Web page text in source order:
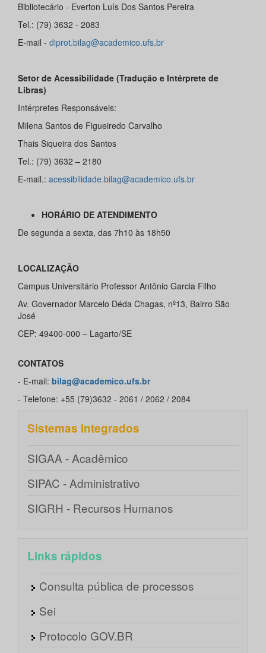
Bibliotecário - Everton Luís Dos Santos Pereira
Tel.: (79) 3632 - 2083
E-mail - diprot.bilag@academico.ufs.br
Setor de Acessibilidade (Tradução e Intérprete de
Libras)
Intérpretes Responsáveis:
Milena Santos de Figueiredo Carvalho
Thais Siqueira dos Santos
Tel.: (79) 3632 – 2180
E-mail.: acessibilidade.bilag@academico.ufs.br
HORÁRIO DE ATENDIMENTO
De segunda a sexta, das 7h10 às 18h50
LOCALIZAÇÃO
Campus Universitário Professor Antônio Garcia Filho
Av. Governador Marcelo Déda Chagas, nº13, Bairro São
José
CEP: 49400-000 – Lagarto/SE
CONTATOS
- E-mail: bilag@academico.ufs.br
- Telefone: +55 (79)3632 - 2061 / 2062 / 2084
Sistemas integrados
SIGAA - Acadêmico
SIPAC - Administrativo
SIGRH - Recursos Humanos
Links rápidos
Consulta pública de processos
Sei
Protocolo GOV.BR